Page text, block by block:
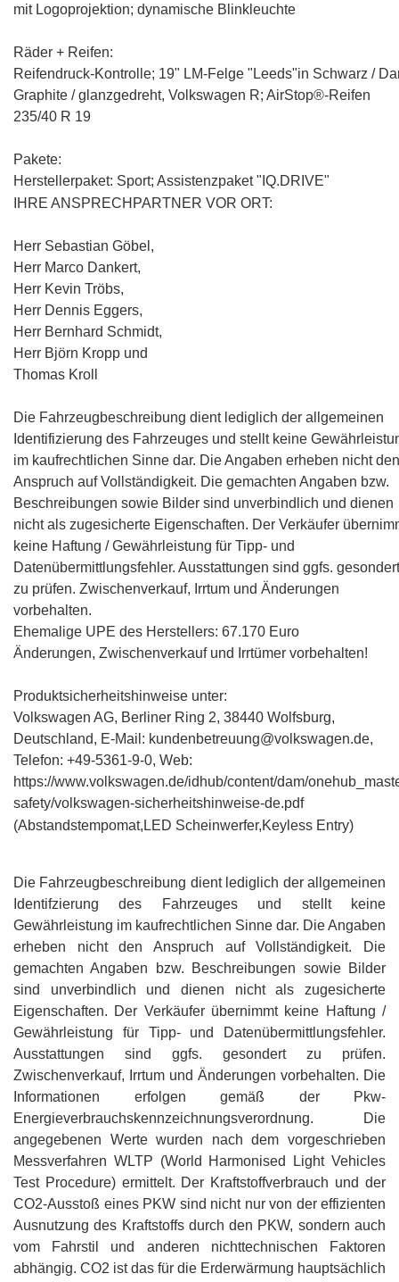
mit Logoprojektion; dynamische Blinkleuchte
Räder + Reifen:
Reifendruck-Kontrolle; 19" LM-Felge "Leeds"in Schwarz /
Graphite / glanzgedreht, Volkswagen R; AirStop®-Reifen
235/40 R 19
Pakete:
Herstellerpaket: Sport; Assistenzpaket "IQ.DRIVE"
IHRE ANSPRECHPARTNER VOR ORT:
Herr Sebastian Göbel,
Herr Marco Dankert,
Herr Kevin Tröbs,
Herr Dennis Eggers,
Herr Bernhard Schmidt,
Herr Björn Kropp und
Thomas Kroll
Die Fahrzeugbeschreibung dient lediglich der allgemeinen
Identifizierung des Fahrzeuges und stellt keine
im kaufrechtlichen Sinne dar. Die Angaben erheben nicht den
Anspruch auf Vollständigkeit. Die gemachten Angaben bzw.
Beschreibungen sowie Bilder sind unverbindlich und dienen
nicht als zugesicherte Eigenschaften. Der Verkäufer
keine Haftung / Gewährleistung für Tipp- und
Datenübermittlungsfehler. Ausstattungen sind ggfs. gesondert
zu prüfen. Zwischenverkauf, Irrtum und Änderungen
vorbehalten.
Ehemalige UPE des Herstellers: 67.170 Euro
Änderungen, Zwischenverkauf und Irrtümer vorbehalten!
Produktsicherheitshinweise unter:
Volkswagen AG, Berliner Ring 2, 38440 Wolfsburg,
Deutschland, E-Mail: kundenbetreuung@volkswagen.de,
Telefon: +49-5361-9-0, Web:
https://www.volkswagen.de/idhub/content/dam/
safety/volkswagen-sicherheitshinweise-de.pdf
(Abstandstempomat,LED Scheinwerfer,Keyless Entry)
Die Fahrzeugbeschreibung dient lediglich der allgemeinen
Identifzierung des Fahrzeuges und stellt keine
Gewährleistung im kaufrechtlichen Sinne dar. Die Angaben
erheben nicht den Anspruch auf Vollständigkeit. Die
gemachten Angaben bzw. Beschreibungen sowie Bilder
sind unverbindlich und dienen nicht als zugesicherte
Eigenschaften. Der Verkäufer übernimmt keine Haftung /
Gewährleistung für Tipp- und Datenübermittlungsfehler.
Ausstattungen sind ggfs. gesondert zu prüfen.
Zwischenverkauf, Irrtum und Änderungen vorbehalten. Die
Informationen erfolgen gemäß der Pkw-
Energieverbrauchskennzeichnungsverordnung. Die
angegebenen Werte wurden nach dem vorgeschrieben
Messverfahren WLTP (World Harmonised Light Vehicles
Test Procedure) ermittelt. Der Kraftstoffverbrauch und der
CO2-Ausstoß eines PKW sind nicht nur von der effizienten
Ausnutzung des Kraftstoffs durch den PKW, sondern auch
vom Fahrstil und anderen nichttechnischen Faktoren
abhängig. CO2 ist das für die Erderwärmung hauptsächlich